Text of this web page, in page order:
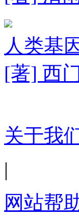
人类基
[著] 西
关于我
|
网站帮